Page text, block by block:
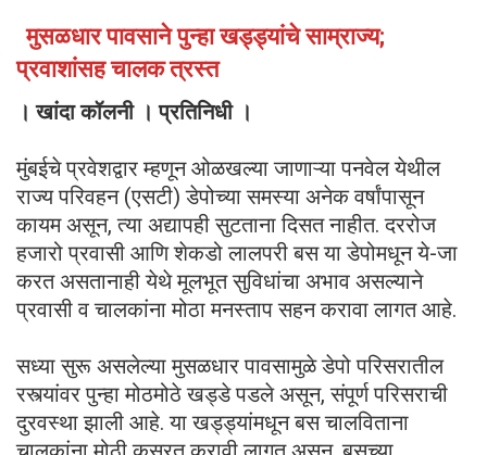
मुसळधार पावसाने पुन्हा खड्ड्यांचे साम्राज्य;
प्रवाशांसह चालक त्रस्त
। खांदा कॉलनी । प्रतिनिधी ।
मुंबईचे प्रवेशद्वार म्हणून ओळखल्या जाणाऱ्या पनवेल येथील
राज्य परिवहन (एसटी) डेपोच्या समस्या अनेक वर्षांपासून
कायम असून, त्या अद्यापही सुटताना दिसत नाहीत. दररोज
हजारो प्रवासी आणि शेकडो लालपरी बस या डेपोमधून ये-जा
करत असतानाही येथे मूलभूत सुविधांचा अभाव असल्याने
प्रवासी व चालकांना मोठा मनस्ताप सहन करावा लागत आहे.
सध्या सुरू असलेल्या मुसळधार पावसामुळे डेपो परिसरातील
रस्त्यांवर पुन्हा मोठमोठे खड्डे पडले असून, संपूर्ण परिसराची
दुरवस्था झाली आहे. या खड्ड्यांमधून बस चालविताना